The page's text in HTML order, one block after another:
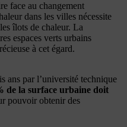
face au changement
dans les villes nécessite
îlots de chaleur. La
espaces verts urbains
à cet égard.
ans par l’université technique
de la surface urbaine doit
pouvoir obtenir des